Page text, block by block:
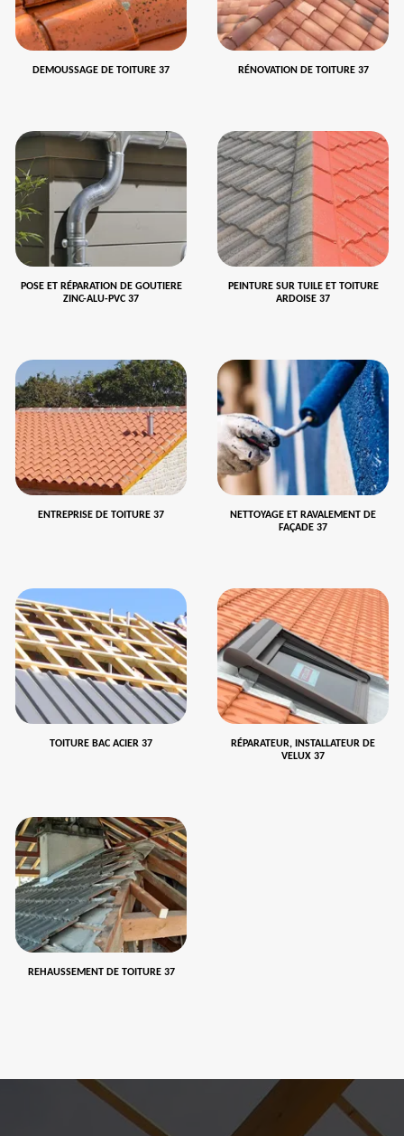
DEMOUSSAGE DE TOITURE 37 RÉNOVATION DE TOITURE 37
POSE ET RÉPARATION DE GOUTIERE
ZINC-ALU-PVC 37
PEINTURE SUR TUILE ET TOITURE
ARDOISE 37
ENTREPRISE DE TOITURE 37
NETTOYAGE ET RAVALEMENT DE
FAÇADE 37
TOITURE BAC ACIER 37
RÉPARATEUR, INSTALLATEUR DE
VELUX 37
REHAUSSEMENT DE TOITURE 37